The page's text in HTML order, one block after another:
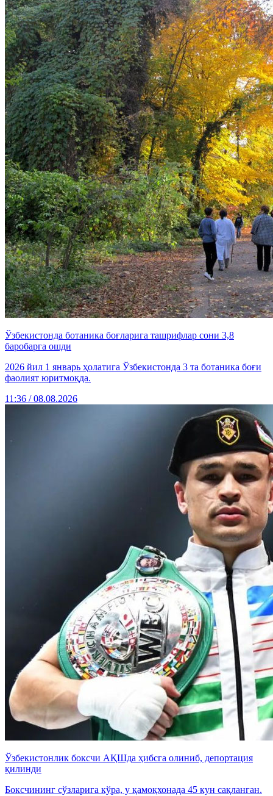
Ўзбекистонда ботаника боғларига ташрифлар сони 3,8
баробарга ошди
2026 йил 1 январь ҳолатига Ўзбекистонда 3 та ботаника боғи
фаолият юритмоқда.
11:36 / 08.08.2026
Ўзбекистонлик боксчи АҚШда ҳибсга олиниб, депортация
қилинди
Боксчининг сўзларига кўра, у қамоқхонада 45 кун сақланган.